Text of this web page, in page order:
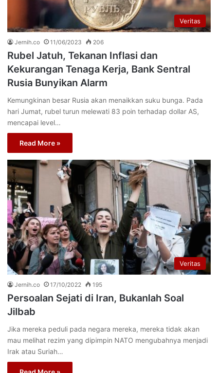
Veritas
Jernih.co 11/06/2023 206
Rubel Jatuh, Tekanan Inflasi dan
Kekurangan Tenaga Kerja, Bank Sentral
Rusia Bunyikan Alarm
Kemungkinan besar Rusia akan menaikkan suku bunga. Pada
hari Jumat, rubel turun melewati 83 poin terhadap dollar AS,
mencapai level…
Read More »
Veritas
Jernih.co 17/10/2022 195
Persoalan Sejati di Iran, Bukanlah Soal
Jilbab
Jika mereka peduli pada negara mereka, mereka tidak akan
mau melihat rezim yang dipimpin NATO mengubahnya menjadi
Irak atau Suriah…